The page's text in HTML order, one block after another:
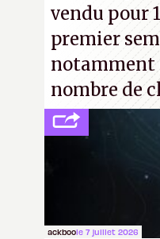
vendu pour
premier
notamment
nombre de
ackboole 7 juillet 2026